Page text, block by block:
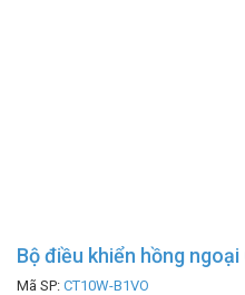
Bộ điều khiển hồng
Mã SP: CT10W-B1VO